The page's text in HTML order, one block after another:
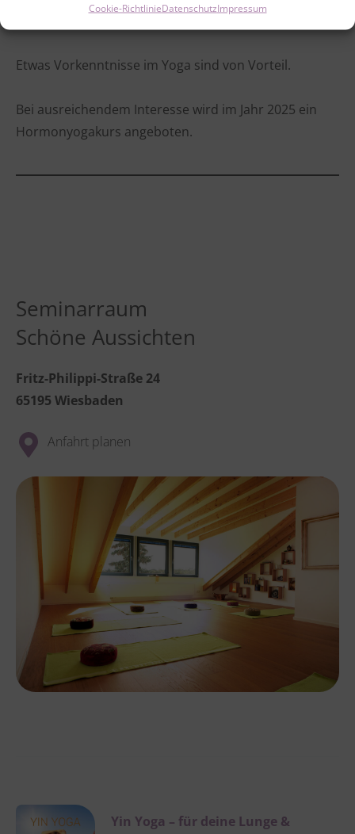
Cookie-RichtlinieDatenschutzImpressum
Etwas Vorkenntnisse im Yoga sind von Vorteil.
Bei ausreichendem Interesse wird im Jahr 2025 ein
Hormonyogakurs angeboten.
Seminarraum
Schöne Aussichten
Fritz-Philippi-Straße 24
65195 Wiesbaden
Anfahrt planen
Yin Yoga – für deine Lunge &